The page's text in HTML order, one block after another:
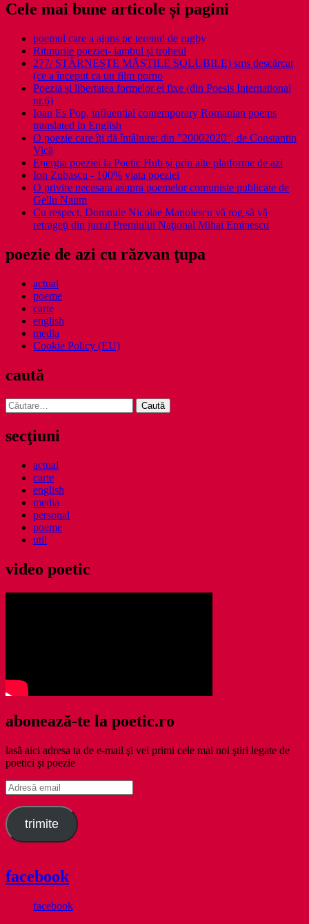
Cele mai bune articole și pagini
poemul care a ajuns pe terenul de rugby
Ritmurile poeziei- iambul și troheul
277/ STÂRNEȘTE MĂȘTILE SOLUBILE) sms descărcat
(ce a început ca un film porno
Poezia şi libertatea formelor ei fixe (din Poesis International
nr.6)
Ioan Es Pop, influential contemporary Romanian poems
translated in English
O poezie care îți dă întâlnire: din ”20002020”, de Constantin
Vică
Energia poeziei la Poetic Hub și prin alte platforme de azi
Ion Zubascu - 100% viata poeziei
O privire necesara asupra poemelor comuniste publicate de
Gellu Naum
Cu respect, Domnule Nicolae Manolescu vă rog să vă
retrageţi din juriul Premiului Naţional Mihai Eminescu
poezie de azi cu răzvan ţupa
actual
poeme
carte
english
media
Cookie Policy (EU)
caută
Caută
după:
secţiuni
actual
carte
english
media
personal
poeme
util
video poetic
abonează-te la poetic.ro
lasă aici adresa ta de e-mail şi vei primi cele mai noi ştiri legate de
poetici şi poezie
Adresă
email
trimite
facebook
facebook